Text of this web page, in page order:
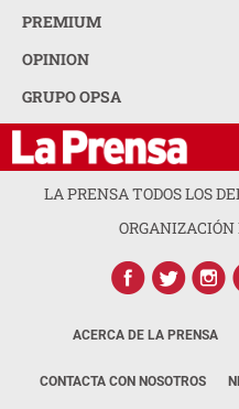
PREMIUM
OPINION
GRUPO OPSA
LA PRENSA TODOS LOS
ACERCA DE LA PRENSA
CONTACTA CON NOSOTROS